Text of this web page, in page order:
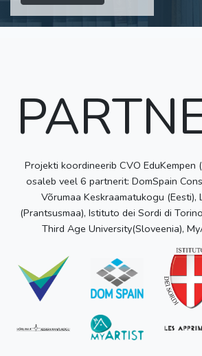
Projekti koordineerib CVO EduKempen
osaleb veel 6 partnerit: DomSpain
Võrumaa Keskraamatukogu (Eesti),
(Prantsusmaa), Istituto dei Sordi di
Third Age University(Sloveenia),